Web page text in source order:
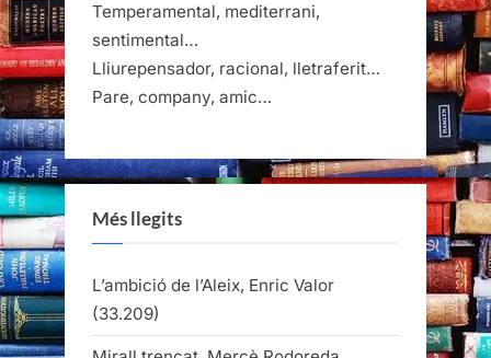
Temperamental, mediterrani,
sentimental…
Lliurepensador, racional, lletraferit…
Pare, company, amic…
Més llegits
L’ambició de l’Aleix, Enric Valor
(33.209)